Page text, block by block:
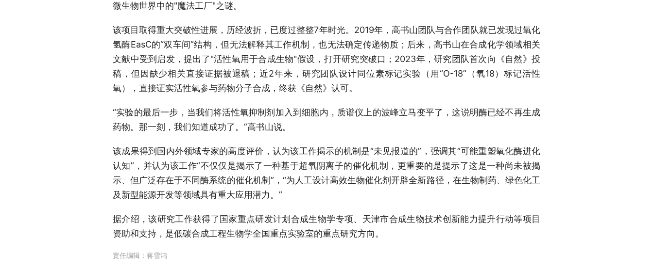
微生物世界中的"魔法工厂"之谜。
该项目取得重大突破性进展，历经波折，已度过整整7年时光。2019年，高书山团队与合作团队就已发现过氧化
氢酶EasC的“双车间”结构，但无法解释其工作机制，也无法确定传递物质；后来，高书山在合成化学领域相关
文献中受到启发，提出了"活性氧用于合成生物"假设，打开研究突破口；2023年，研究团队首次向《自然》投
稿，但因缺少相关直接证据被退稿；近2年来，研究团队设计同位素标记实验（用“O-18”（氧18）标记活性
氧），直接证实活性氧参与药物分子合成，终获《自然》认可。
“实验的最后一步，当我们将活性氧抑制剂加入到细胞内，质谱仪上的波峰立马变平了，这说明酶已经不再生成
药物。那一刻，我们知道成功了。”高书山说。
该成果得到国内外领域专家的高度评价，认为该工作揭示的机制是“未见报道的”，强调其“可能重塑氧化酶进化
认知”，并认为该工作“不仅仅是揭示了一种基于超氧阴离子的催化机制，更重要的是提示了这是一种尚未被揭
示、但广泛存在于不同酶系统的催化机制”，“为人工设计高效生物催化剂开辟全新路径，在生物制药、绿色化工
及新型能源开发等领域具有重大应用潜力。”
据介绍，该研究工作获得了国家重点研发计划合成生物学专项、天津市合成生物技术创新能力提升行动等项目
资助和支持，是低碳合成工程生物学全国重点实验室的重点研究方向。
责任编辑： 蒋雪鸿